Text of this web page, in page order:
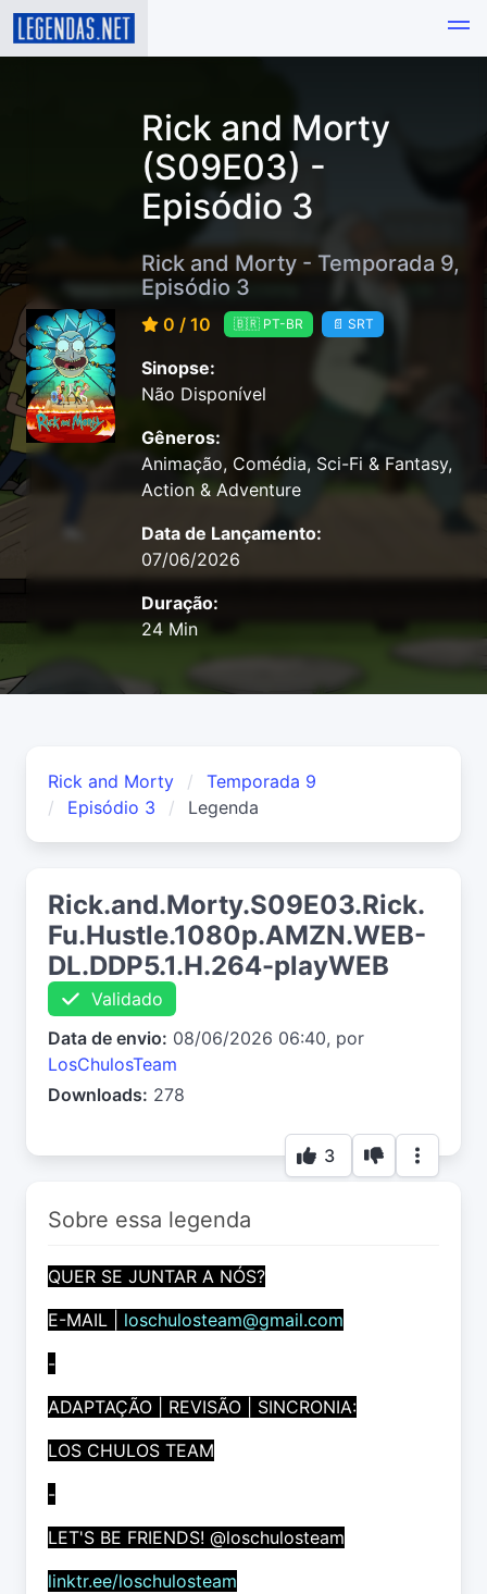
Rick and Morty
(S09E03) -
Episódio 3
Rick and Morty - Temporada 9,
Episódio 3
0 / 10 🇧🇷 PT-BR 📄 SRT
Sinopse:
Não Disponível
Gêneros:
Animação, Comédia, Sci-Fi & Fantasy,
Action & Adventure
Data de Lançamento:
07/06/2026
Duração:
24 Min
Rick and Morty
Temporada 9
Episódio 3
Legenda
Rick.and.Morty.S09E03.Rick.
Fu.Hustle.1080p.AMZN.WEB-
DL.DDP5.1.H.264-playWEB
Validado
Data de envio: 08/06/2026 06:40, por
LosChulosTeam
Downloads: 278
3
Sobre essa legenda
QUER SE JUNTAR A NÓS?
E-MAIL | loschulosteam@gmail.com
-
ADAPTAÇÃO | REVISÃO | SINCRONIA:
LOS CHULOS TEAM
-
LET'S BE FRIENDS! @loschulosteam
linktr.ee/loschulosteam